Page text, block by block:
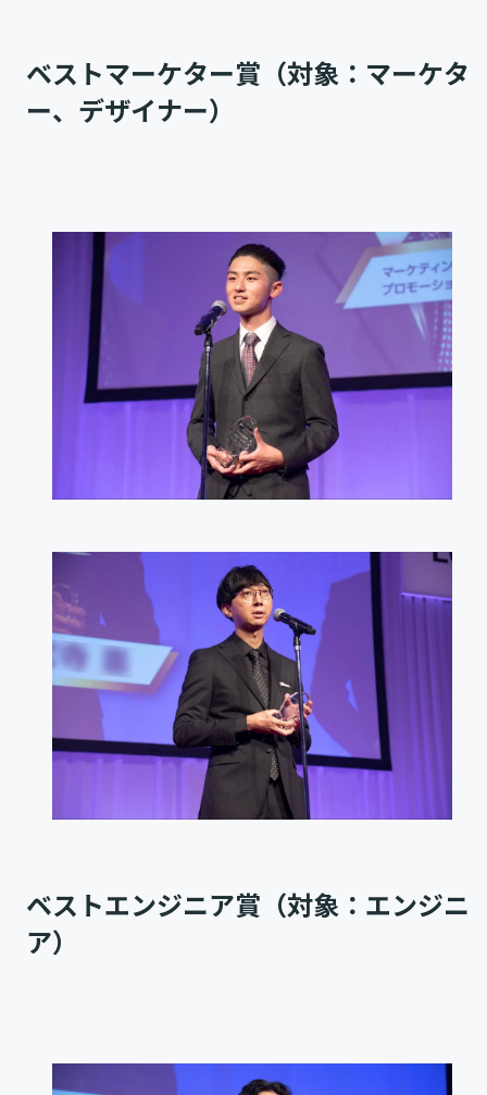
ベストマーケター賞（対象：マーケタ
ー、デザイナー）
ベストエンジニア賞（対象：エンジニ
ア）